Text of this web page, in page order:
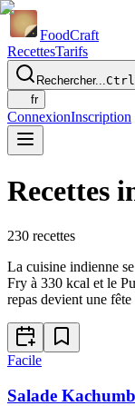
FoodCraft
RecettesTarifs
Rechercher...
fr
ConnexionInscription
Recettes
230 recettes
La cuisine indienne
Fry à 330 kcal et le
repas devient une fête
Facile
Salade